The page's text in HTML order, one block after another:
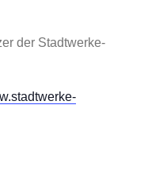
der Stadtwerke-